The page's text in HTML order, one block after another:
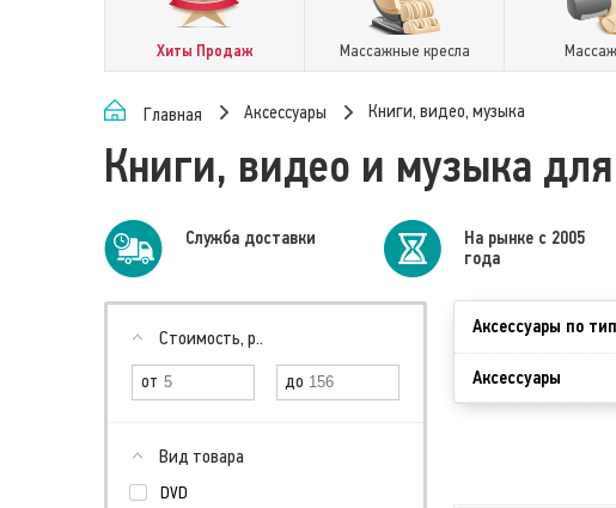
Хиты Продаж Массажные кресла
Главная Аксессуары Книги, видео, музыка
Книги, видео и музыка
Cлужба доставки
На рынке с 2005
года
Стоимость, р..
Вид товара
DVD
Аксессуары по
Аксессуары